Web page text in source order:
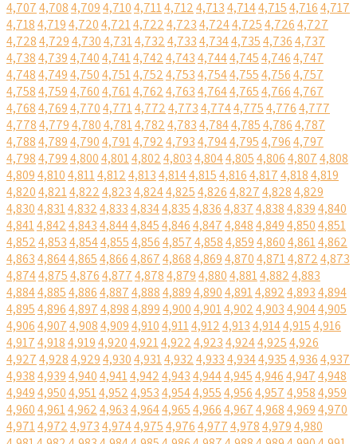
4,7074,7084,7094,7104,7114,7124,7134,7144,7154,7164,717
4,7184,7194,7204,7214,7224,7234,7244,7254,7264,727
4,7284,7294,7304,7314,7324,7334,7344,7354,7364,737
4,7384,7394,7404,7414,7424,7434,7444,7454,7464,747
4,7484,7494,7504,7514,7524,7534,7544,7554,7564,757
4,7584,7594,7604,7614,7624,7634,7644,7654,7664,767
4,7684,7694,7704,7714,7724,7734,7744,7754,7764,777
4,7784,7794,7804,7814,7824,7834,7844,7854,7864,787
4,7884,7894,7904,7914,7924,7934,7944,7954,7964,797
4,7984,7994,8004,8014,8024,8034,8044,8054,8064,8074,808
4,8094,8104,8114,8124,8134,8144,8154,8164,8174,8184,819
4,8204,8214,8224,8234,8244,8254,8264,8274,8284,829
4,8304,8314,8324,8334,8344,8354,8364,8374,8384,8394,840
4,8414,8424,8434,8444,8454,8464,8474,8484,8494,8504,851
4,8524,8534,8544,8554,8564,8574,8584,8594,8604,8614,862
4,8634,8644,8654,8664,8674,8684,8694,8704,8714,8724,873
4,8744,8754,8764,8774,8784,8794,8804,8814,8824,883
4,8844,8854,8864,8874,8884,8894,8904,8914,8924,8934,894
4,8954,8964,8974,8984,8994,9004,9014,9024,9034,9044,905
4,9064,9074,9084,9094,9104,9114,9124,9134,9144,9154,916
4,9174,9184,9194,9204,9214,9224,9234,9244,9254,926
4,9274,9284,9294,9304,9314,9324,9334,9344,9354,9364,937
4,9384,9394,9404,9414,9424,9434,9444,9454,9464,9474,948
4,9494,9504,9514,9524,9534,9544,9554,9564,9574,9584,959
4,9604,9614,9624,9634,9644,9654,9664,9674,9684,9694,970
4,9714,9724,9734,9744,9754,9764,9774,9784,9794,980